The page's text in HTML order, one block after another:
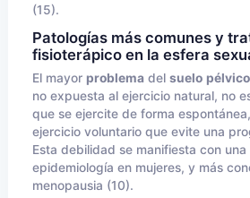
(15).
Patologías más comunes y
fisioterápico en la esfera
El mayor problema del suelo pélvico
no expuesta al ejercicio natural, no
que se ejercite de forma
ejercicio voluntario que evite una
Esta debilidad se manifiesta con una
epidemiología en mujeres, y más
menopausia (10).